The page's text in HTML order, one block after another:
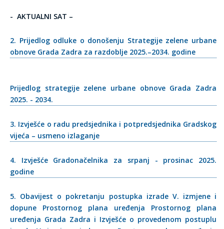
- AKTUALNI SAT –
2. Prijedlog odluke o donošenju Strategije zelene urbane
obnove Grada Zadra za razdoblje 2025.–2034. godine
Prijedlog strategije zelene urbane obnove Grada Zadra
2025. - 2034.
3. Izvješće o radu predsjednika i potpredsjednika Gradskog
vijeća – usmeno izlaganje
4. Izvješće Gradonačelnika za srpanj - prosinac 2025.
godine
5. Obavijest o pokretanju postupka izrade V. izmjene i
dopune Prostornog plana uređenja Prostornog plana
uređenja Grada Zadra i Izvješće o provedenom postuplu